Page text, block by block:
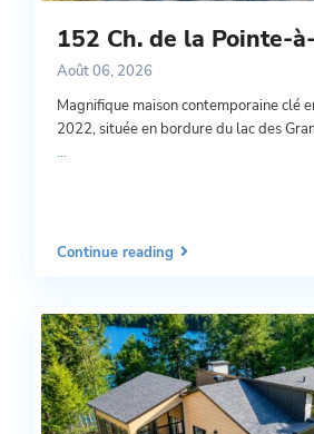
152 Ch. de la Pointe-
Août 06, 2026
Magnifique maison contemporaine clé
2022, située en bordure du lac des
...
Continue reading